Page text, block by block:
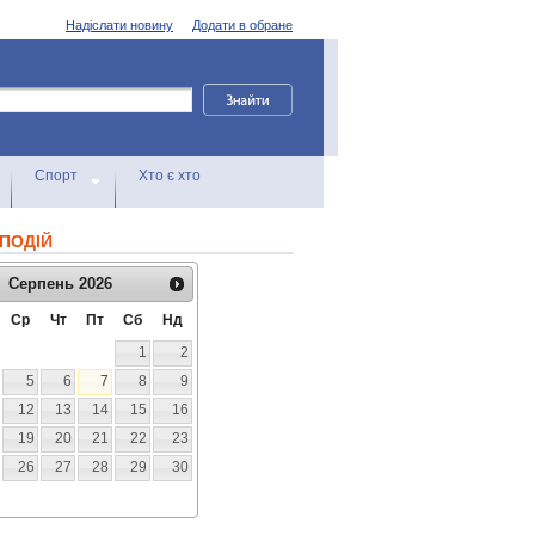
Додати в обране
Надіслати новину
Спорт Хто є хто
Серпень 2026
Ср Чт Пт Сб
Нд
1
2
5 6 7 8
9
12 13 14 15
16
19 20 21 22
23
26 27 28 29
30